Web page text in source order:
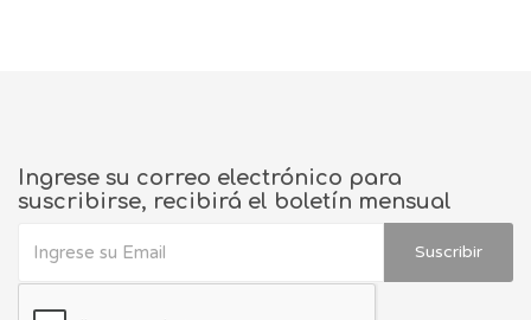
Ingrese su correo electrónico para
suscribirse, recibirá el boletín mensual
Suscribir